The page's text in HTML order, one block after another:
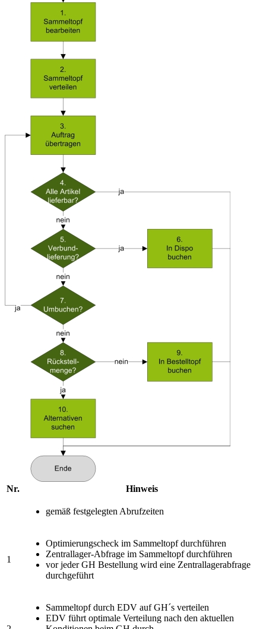
Nr. Hinweis
gemäß festgelegten Abrufzeiten
1
Optimierungscheck im Sammeltopf durchführen
Zentrallager-Abfrage im Sammeltopf durchführen
vor jeder GH Bestellung wird eine Zentrallagerabfrage
durchgeführt
Sammeltopf durch EDV auf GH´s verteilen
EDV führt optimale Verteilung nach den aktuellen